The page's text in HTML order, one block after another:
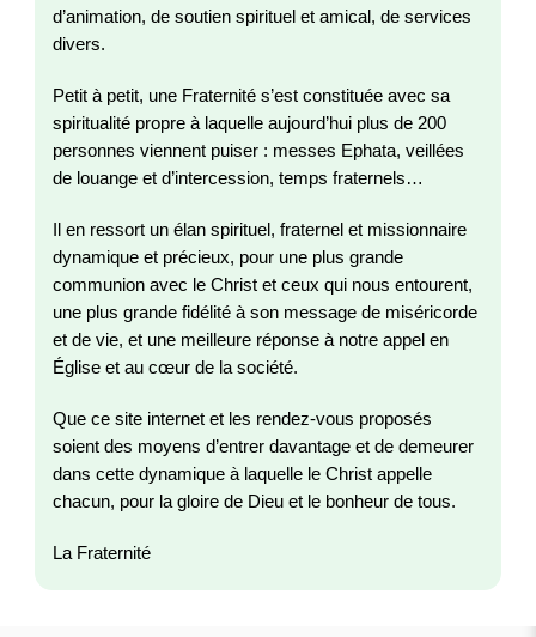
d’animation, de soutien spirituel et amical, de services
divers.
Petit à petit, une Fraternité s’est constituée avec sa
spiritualité propre à laquelle aujourd’hui plus de 200
personnes viennent puiser : messes Ephata, veillées
de louange et d’intercession, temps fraternels…
Il en ressort un élan spirituel, fraternel et missionnaire
dynamique et précieux, pour une plus grande
communion avec le Christ et ceux qui nous entourent,
une plus grande fidélité à son message de miséricorde
et de vie, et une meilleure réponse à notre appel en
Église et au cœur de la société.
Que ce site internet et les rendez-vous proposés
soient des moyens d’entrer davantage et de demeurer
dans cette dynamique à laquelle le Christ appelle
chacun, pour la gloire de Dieu et le bonheur de tous.
La Fraternité